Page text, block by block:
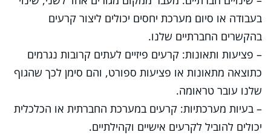
בעבודה או סיום מערכת יחסים יכולים ליצור קרעים
בהקשרים החברתיים שלנו.
– פציעות ותאונות: קרעים פיזיים לעתים קרובות נגרמים
כתוצאה מתאונות או פציעות ספורט, והם סימן לכך שהגוף
שלנו עובר טראומה.
– בעיות מערכתיות: קרעים במערכת החברתית או הכלכלית
יכולים להוביל לקרעים אישיים וקהילתיים.